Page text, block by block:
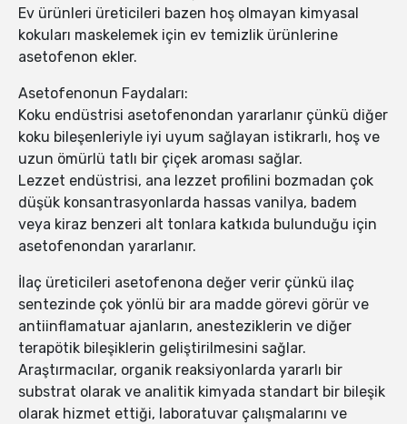
Ev ürünleri üreticileri bazen hoş olmayan kimyasal
kokuları maskelemek için ev temizlik ürünlerine
asetofenon ekler.
Asetofenonun Faydaları:
Koku endüstrisi asetofenondan yararlanır çünkü diğer
koku bileşenleriyle iyi uyum sağlayan istikrarlı, hoş ve
uzun ömürlü tatlı bir çiçek aroması sağlar.
Lezzet endüstrisi, ana lezzet profilini bozmadan çok
düşük konsantrasyonlarda hassas vanilya, badem
veya kiraz benzeri alt tonlara katkıda bulunduğu için
asetofenondan yararlanır.
İlaç üreticileri asetofenona değer verir çünkü ilaç
sentezinde çok yönlü bir ara madde görevi görür ve
antiinflamatuar ajanların, anesteziklerin ve diğer
terapötik bileşiklerin geliştirilmesini sağlar.
Araştırmacılar, organik reaksiyonlarda yararlı bir
substrat olarak ve analitik kimyada standart bir bileşik
olarak hizmet ettiği, laboratuvar çalışmalarını ve